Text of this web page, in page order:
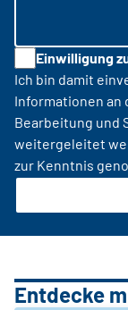
Einwilligung
Ich bin damit
Informationen an
Bearbeitung und
weitergeleitet
zur Kenntnis
Entdecke